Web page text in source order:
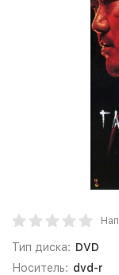
Тип диска: DVD
Носитель: dvd-r